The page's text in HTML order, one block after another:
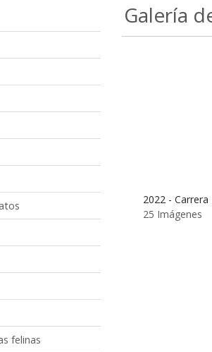
felinas
Galería
2022 - Carrera
25 Imágenes